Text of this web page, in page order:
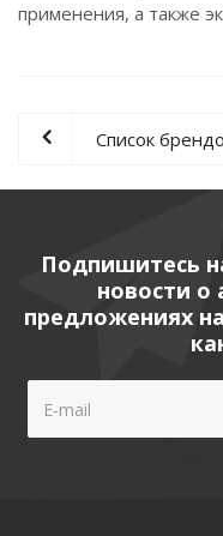
применения, а также
Список
Подпишитесь
новости о
предложениях